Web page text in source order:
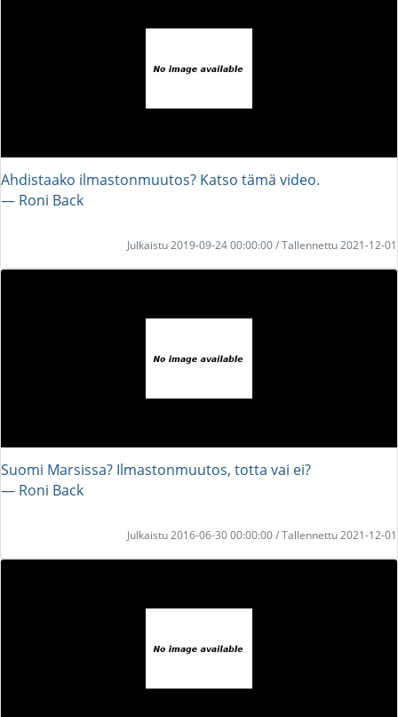
Ahdistaako ilmastonmuutos? Katso tämä video.
― Roni Back
Julkaistu 2019-09-24 00:00:00 / Tallennettu 2021-12-01
Suomi Marsissa? Ilmastonmuutos, totta vai ei?
― Roni Back
Julkaistu 2016-06-30 00:00:00 / Tallennettu 2021-12-01